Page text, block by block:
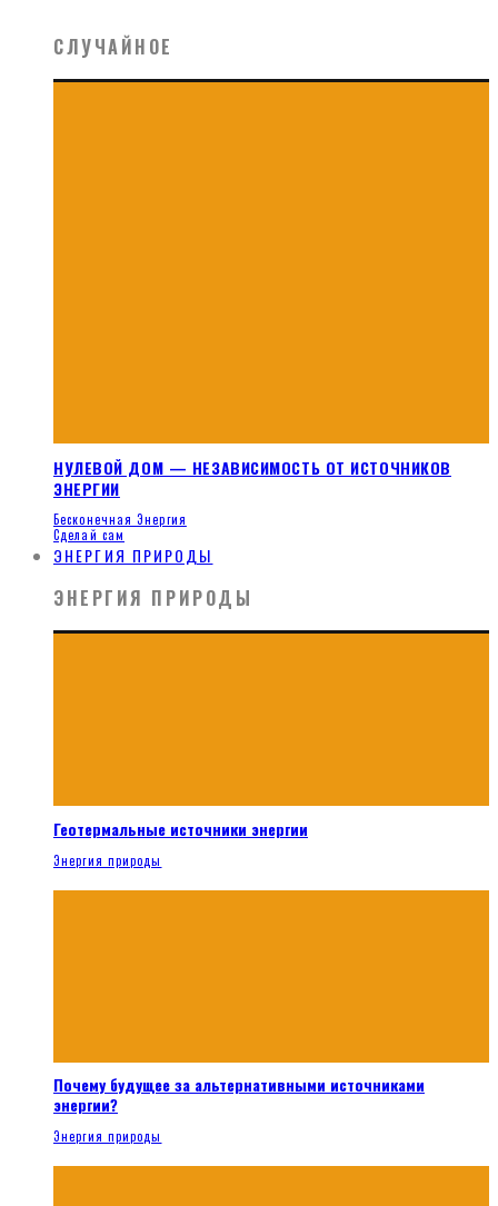
СЛУЧАЙНОЕ
НУЛЕВОЙ ДОМ — НЕЗАВИСИМОСТЬ ОТ ИСТОЧНИКОВ
ЭНЕРГИИ
Бесконечная Энергия
Сделай сам
ЭНЕРГИЯ ПРИРОДЫ
ЭНЕРГИЯ ПРИРОДЫ
Геотермальные источники энергии
Энергия природы
Почему будущее за альтернативными источниками
энергии?
Энергия природы